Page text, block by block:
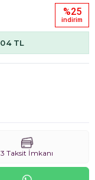
%25
i̇ndi̇ri̇m
TL
3 Taksit İmkanı